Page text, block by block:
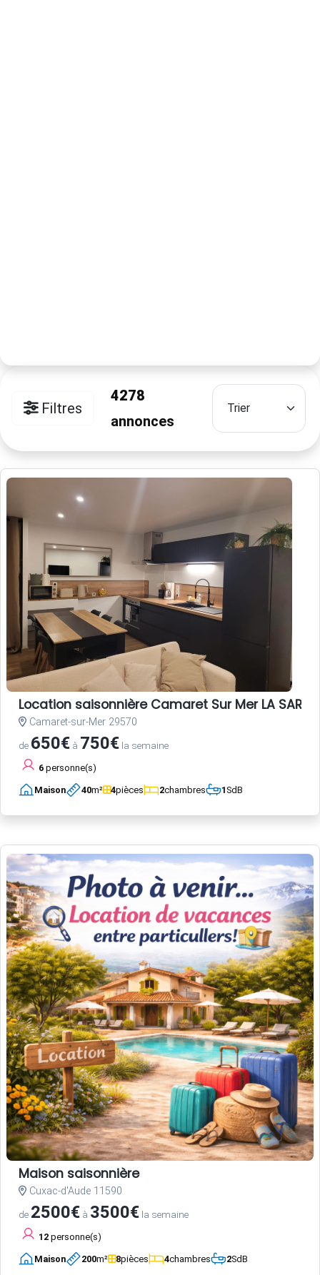
Filtres
4278
annonces
Location saisonnière Camaret Sur Mer LA
Camaret-sur-Mer 29570
de 650€ à 750€ la semaine
6 personne(s)
Maison 40m² 4pièces 2chambres 1SdB
Maison saisonnière
Cuxac-d'Aude 11590
de 2500€ à 3500€ la semaine
12 personne(s)
Maison 200m² 8pièces 4chambres 2SdB